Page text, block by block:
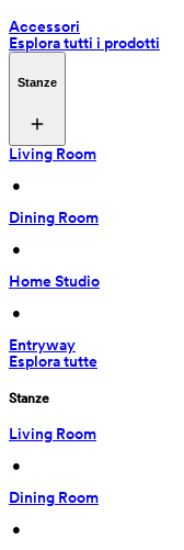
Accessori
Esplora tutti i prodotti
Stanze
Living Room
•
Dining Room
•
Home Studio
•
Entryway
Esplora tutte
Stanze
Living Room
•
Dining Room
•